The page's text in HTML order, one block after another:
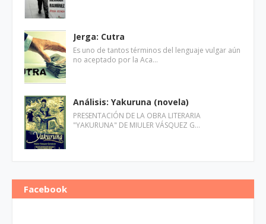
Jerga: Cutra
Es uno de tantos términos del lenguaje vulgar aún
no aceptado por la Aca…
Análisis: Yakuruna (novela)
PRESENTACIÓN DE LA OBRA LITERARIA
"YAKURUNA" DE MIULER VÁSQUEZ G…
Facebook